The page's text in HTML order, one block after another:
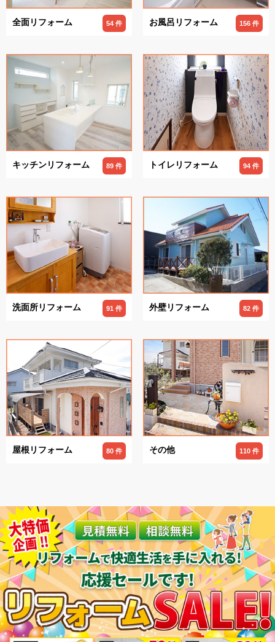
全面リフォーム 54 件 お風呂リフォーム 156 件
キッチンリフォーム 89 件 トイレリフォーム 94 件
洗面所リフォーム 91 件 外壁リフォーム 82 件
屋根リフォーム 80 件 その他 110 件